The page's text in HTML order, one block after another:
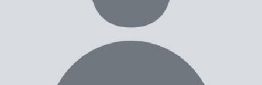
Từ Galaxy Fold đến Galaxy S23
Ultra cho thấy những lý do
Samsung được yêu thích